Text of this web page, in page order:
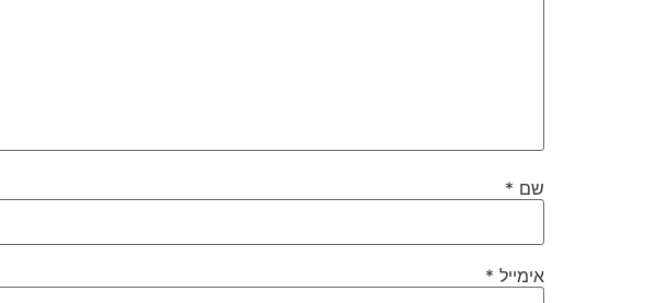
שם *
אימייל *